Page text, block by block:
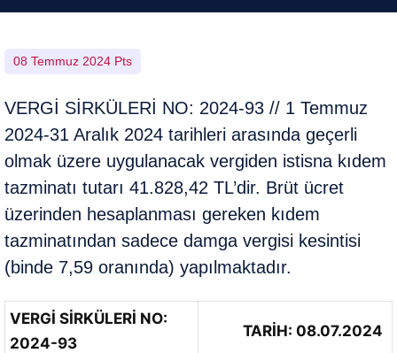
08 Temmuz 2024 Pts
VERGİ SİRKÜLERİ NO: 2024-93 // 1 Temmuz
2024-31 Aralık 2024 tarihleri arasında geçerli
olmak üzere uygulanacak vergiden istisna kıdem
tazminatı tutarı 41.828,42 TL’dir. Brüt ücret
üzerinden hesaplanması gereken kıdem
tazminatından sadece damga vergisi kesintisi
(binde 7,59 oranında) yapılmaktadır.
VERGİ SİRKÜLERİ NO:
2024-93
TARİH: 08.07.2024